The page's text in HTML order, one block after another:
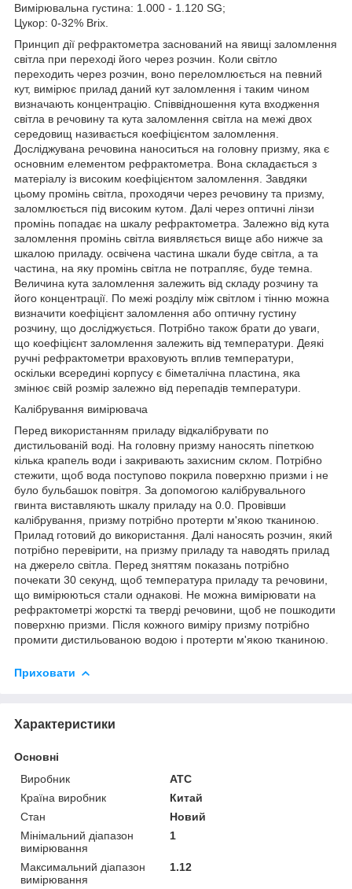
Вимірювальна густина: 1.000 - 1.120 SG;
Цукор: 0-32% Brix.
Принцип дії рефрактометра заснований на явищі заломлення
світла при переході його через розчин. Коли світло
переходить через розчин, воно переломлюється на певний
кут, вимірює прилад даний кут заломлення і таким чином
визначають концентрацію. Співвідношення кута входження
світла в речовину та кута заломлення світла на межі двох
середовищ називається коефіцієнтом заломлення.
Досліджувана речовина наноситься на головну призму, яка є
основним елементом рефрактометра. Вона складається з
матеріалу із високим коефіцієнтом заломлення. Завдяки
цьому промінь світла, проходячи через речовину та призму,
заломлюється під високим кутом. Далі через оптичні лінзи
промінь попадає на шкалу рефрактометра. Залежно від кута
заломлення промінь світла виявляється вище або нижче за
шкалою приладу. освічена частина шкали буде світла, а та
частина, на яку промінь світла не потрапляє, буде темна.
Величина кута заломлення залежить від складу розчину та
його концентрації. По межі розділу між світлом і тінню можна
визначити коефіцієнт заломлення або оптичну густину
розчину, що досліджується. Потрібно також брати до уваги,
що коефіцієнт заломлення залежить від температури. Деякі
ручні рефрактометри враховують вплив температури,
оскільки всередині корпусу є біметалічна пластина, яка
змінює свій розмір залежно від перепадів температури.
Калібрування вимірювача
Перед використанням приладу відкалібрувати по
дистильованій воді. На головну призму наносять піпеткою
кілька крапель води і закривають захисним склом. Потрібно
стежити, щоб вода поступово покрила поверхню призми і не
було бульбашок повітря. За допомогою калібрувального
гвинта виставляють шкалу приладу на 0.0. Провівши
калібрування, призму потрібно протерти м'якою тканиною.
Прилад готовий до використання. Далі наносять розчин, який
потрібно перевірити, на призму приладу та наводять прилад
на джерело світла. Перед зняттям показань потрібно
почекати 30 секунд, щоб температура приладу та речовини,
що вимірюються стали однакові. Не можна вимірювати на
рефрактометрі жорсткі та тверді речовини, щоб не пошкодити
поверхню призми. Після кожного виміру призму потрібно
промити дистильованою водою і протерти м'якою тканиною.
Приховати
Характеристики
Основні
Виробник
ATC
Країна виробник
Китай
Стан
Новий
Мінімальний діапазон
вимірювання
1
Максимальний діапазон
вимірювання
1.12